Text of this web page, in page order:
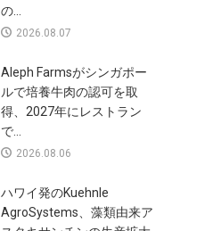
の...
2026.08.07
Aleph Farmsがシンガポー
ルで培養牛肉の認可を取
得、2027年にレストラン
で...
2026.08.06
ハワイ発のKuehnle
AgroSystems、藻類由来ア